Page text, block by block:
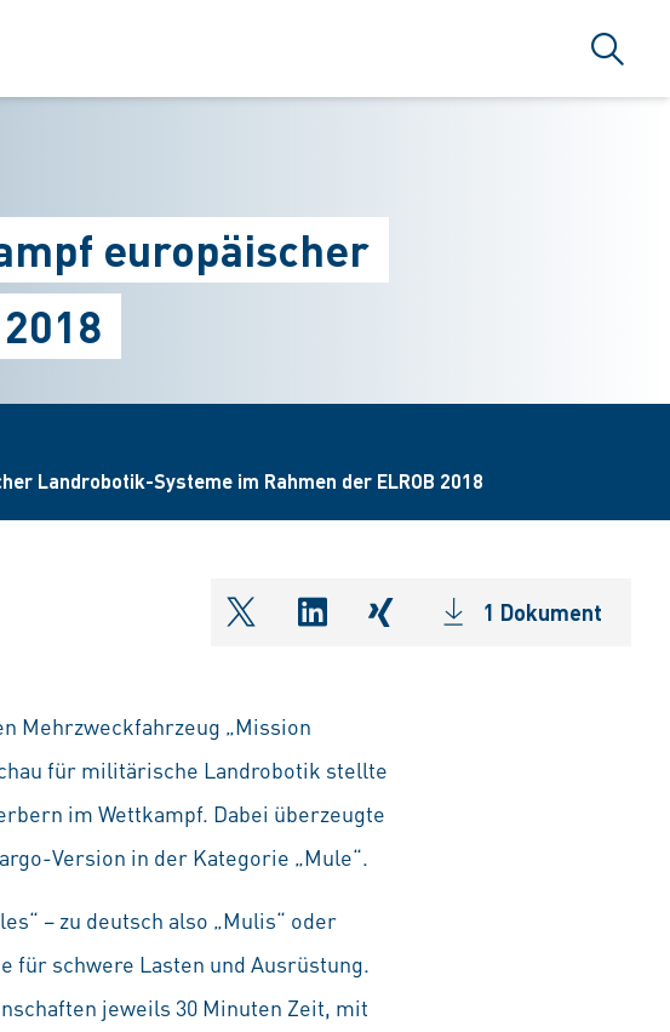
Suche
europäischer
Landrobotik-Systeme im Rahmen der ELROB 2018
shareOntwitter
shareOnlinkedIn
shareOnxing1 Dokument
Mehrzweckfahrzeug „Mission
für militärische Landrobotik stellte
im Wettkampf. Dabei überzeugte
Version in der Kategorie „Mule“.
– zu deutsch also „Mulis“ oder
für schwere Lasten und Ausrüstung.
jeweils 30 Minuten Zeit, mit